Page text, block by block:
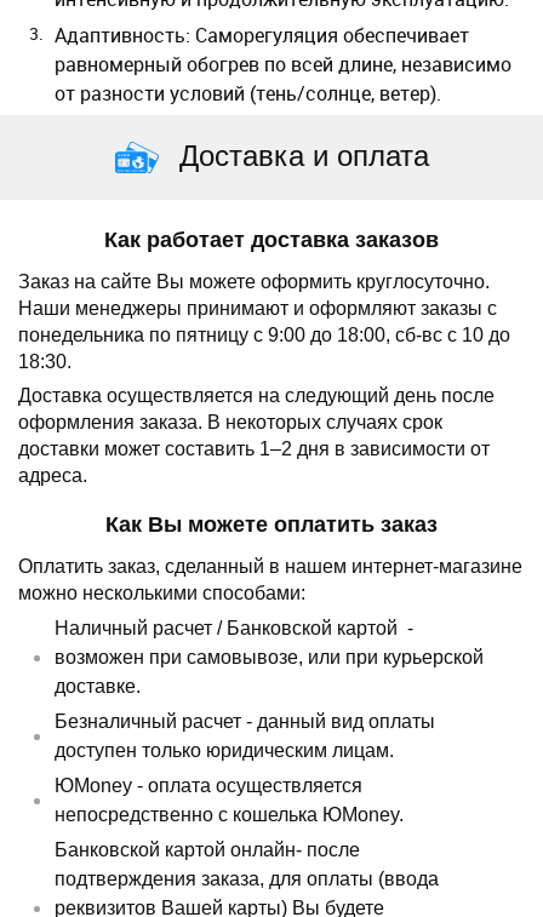
Адаптивность: Саморегуляция обеспечивает
равномерный обогрев по всей длине, независимо
от разности условий (тень/солнце, ветер).
Доставка и оплата
Как работает доставка заказов
Заказ на сайте Вы можете оформить круглосуточно.
Наши менеджеры принимают и оформляют заказы с
понедельника по пятницу с 9:00 до 18:00, сб-вс с 10 до
18:30.
Доставка осуществляется на следующий день после
оформления заказа. В некоторых случаях срок
доставки может составить 1–2 дня в зависимости от
адреса.
Как Вы можете оплатить заказ
Оплатить заказ, сделанный в нашем интернет-магазине
можно несколькими способами:
Наличный расчет / Банковской картой -
возможен при самовывозе, или при курьерской
доставке.
Безналичный расчет - данный вид оплаты
доступен только юридическим лицам.
ЮMoney - оплата осуществляется
непосредственно с кошелька ЮMoney.
Банковской картой онлайн- после
подтверждения заказа, для оплаты (ввода
реквизитов Вашей карты) Вы будете